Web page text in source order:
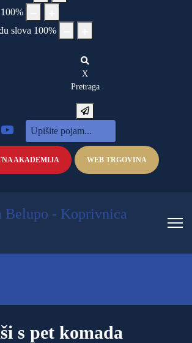
100%
slova 100%
X
Pretraga
AKADEMIJA WEB TRGOVINA
s pet komada